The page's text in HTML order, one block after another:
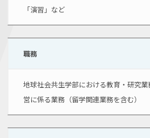
「演習」など
職務
地球社会共生学部における教育・研究
営に係る業務（留学関連業務を含む）